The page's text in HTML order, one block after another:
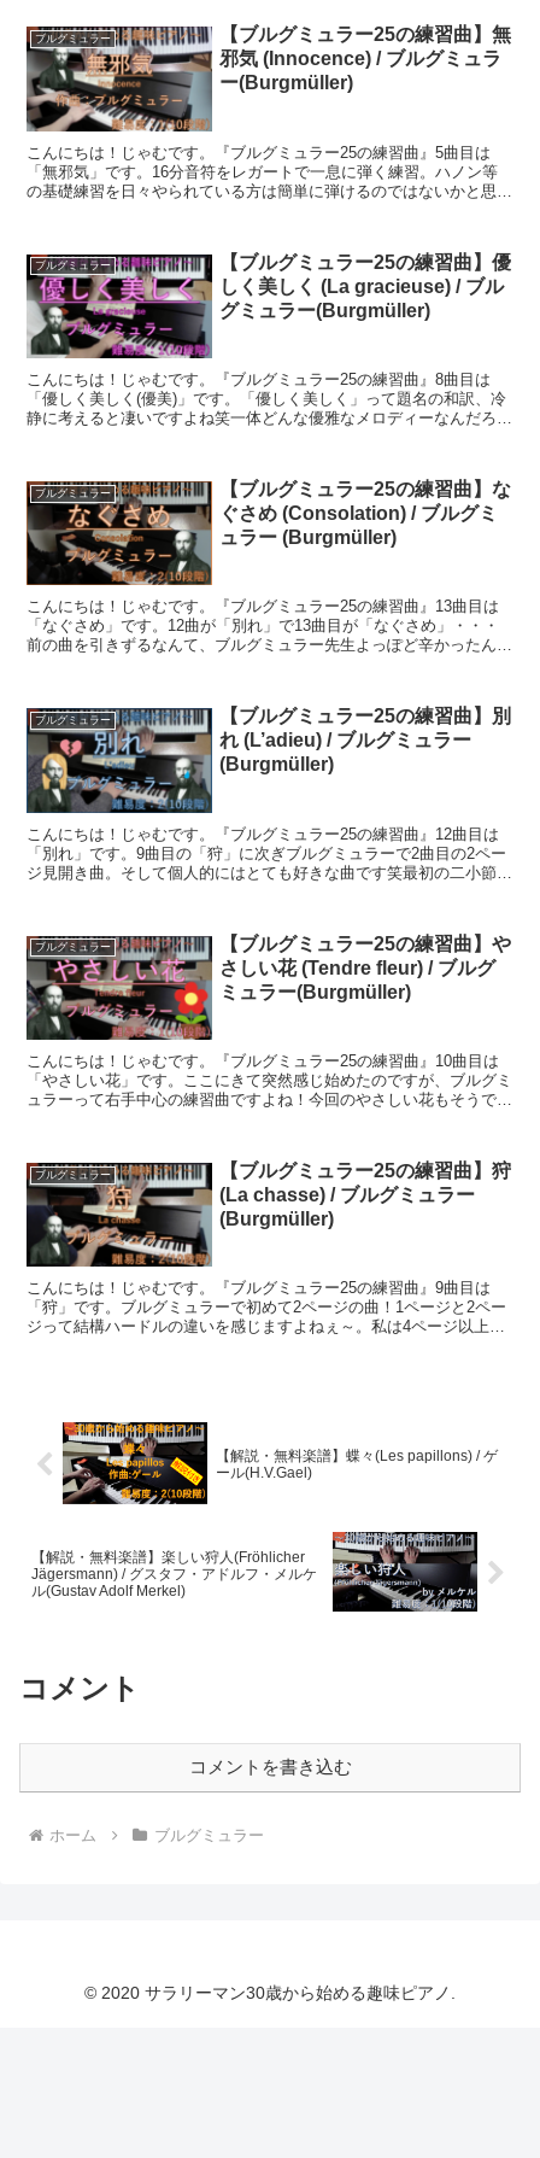
ブルグミュラー
【ブルグミュラー25の練習曲】無
邪気 (Innocence) / ブルグミュラ
ー(Burgmüller)
こんにちは！じゃむです。『ブルグミュラー25の練習曲』5曲目は
「無邪気」です。16分音符をレガートで一息に弾く練習。ハノン等
の基礎練習を日々やられている方は簡単に弾けるのではないかと思い
ブルグミュラー
【ブルグミュラー25の練習曲】優
しく美しく (La gracieuse) / ブル
グミュラー(Burgmüller)
こんにちは！じゃむです。『ブルグミュラー25の練習曲』8曲目は
「優しく美しく(優美)」です。「優しく美しく」って題名の和訳、冷
静に考えると凄いですよね笑一体どんな優雅なメロディーなんだろ
ブルグミュラー
【ブルグミュラー25の練習曲】な
ぐさめ (Consolation) / ブルグミ
ュラー (Burgmüller)
こんにちは！じゃむです。『ブルグミュラー25の練習曲』13曲目は
「なぐさめ」です。12曲が「別れ」で13曲目が「なぐさめ」・・・
前の曲を引きずるなんて、ブルグミュラー先生よっぽど辛かったんだ
ブルグミュラー
【ブルグミュラー25の練習曲】別
れ (L’adieu) / ブルグミュラー
(Burgmüller)
こんにちは！じゃむです。『ブルグミュラー25の練習曲』12曲目は
「別れ」です。9曲目の「狩」に次ぎブルグミュラーで2曲目の2ペー
ジ見開き曲。そして個人的にはとても好きな曲です笑最初の二小節を
ブルグミュラー
【ブルグミュラー25の練習曲】や
さしい花 (Tendre fleur) / ブルグ
ミュラー(Burgmüller)
こんにちは！じゃむです。『ブルグミュラー25の練習曲』10曲目は
「やさしい花」です。ここにきて突然感じ始めたのですが、ブルグミ
ュラーって右手中心の練習曲ですよね！今回のやさしい花もそうです
ブルグミュラー
【ブルグミュラー25の練習曲】狩
(La chasse) / ブルグミュラー
(Burgmüller)
こんにちは！じゃむです。『ブルグミュラー25の練習曲』9曲目は
「狩」です。ブルグミュラーで初めて2ページの曲！1ページと2ペー
ジって結構ハードルの違いを感じますよねぇ～。私は4ページ以上に
【解説・無料楽譜】蝶々(Les papillons) / ゲ
ール(H.V.Gael)
【解説・無料楽譜】楽しい狩人(Fröhlicher
Jägersmann) / グスタフ・アドルフ・メルケ
ル(Gustav Adolf Merkel)
コメント
コメントを書き込む
ホーム ブルグミュラー
© 2020 サラリーマン30歳から始める趣味ピアノ.